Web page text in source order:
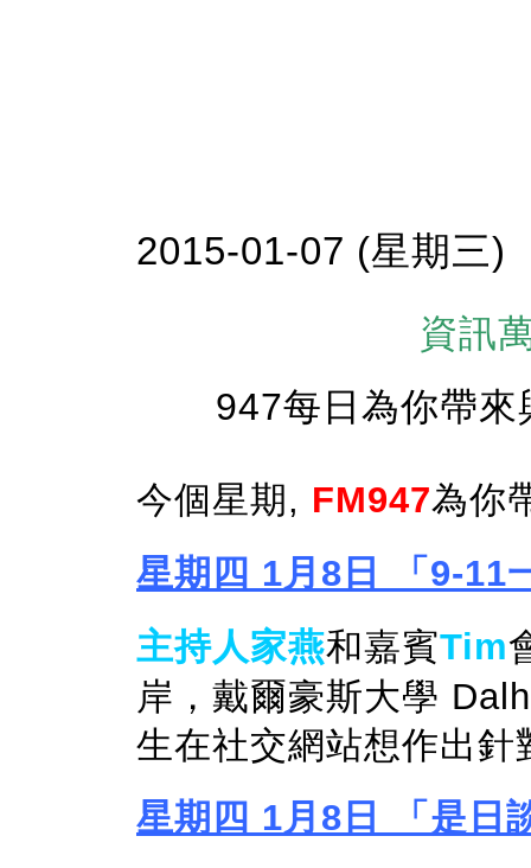
2015-01-07 (星期三)
資訊
947每日為你帶
今個星期, FM947為你
星期四 1月8日 「9-11
主持人家燕和嘉賓Tim
岸，戴爾豪斯大學
生在社交網站想作出
星期四 1月8日 「是日